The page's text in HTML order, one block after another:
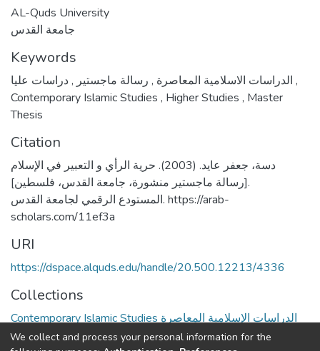
AL-Quds University
جامعة القدس
Keywords
الدراسات الاسلامية المعاصرة , رسالة ماجستير ,
,
Contemporary Islamic Studies , Higher Studies , Master
Thesis
Citation
دسة، جعفر عايد. (2003). حرية الرأي و التعبير في الإسلام
[رسالة ماجستير منشورة، جامعة القدس، فلسطين].
المستودع الرقمي لجامعة القدس. https://arab-
scholars.com/11ef3a
URI
https://dspace.alquds.edu/handle/20.500.12213/4336
Collections
Contemporary Islamic Studies الدراسات الإسلامية المعاصرة
We collect and process your personal information for the